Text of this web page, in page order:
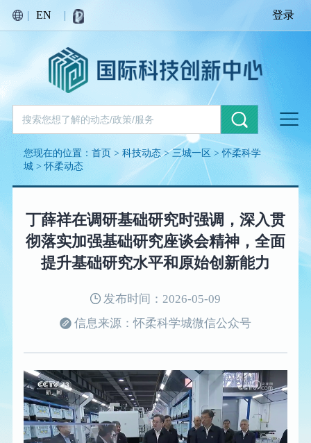
| EN | 登录
您现在的位置：首页 >科技动态>三城一区 >怀柔科学
城 >怀柔动态
丁薛祥在调研基础研究时强调，深入贯
彻落实加强基础研究座谈会精神，全面
提升基础研究水平和原始创新能力
发布时间：2026-05-09
信息来源：怀柔科学城微信公众号